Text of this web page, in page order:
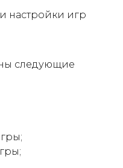
настройки игр
следующие